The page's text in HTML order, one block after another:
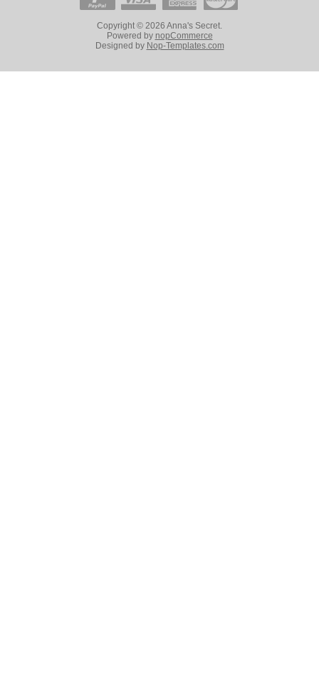
Copyright © 2026 Anna's Secret.
Powered by nopCommerce
Designed by Nop-Templates.com